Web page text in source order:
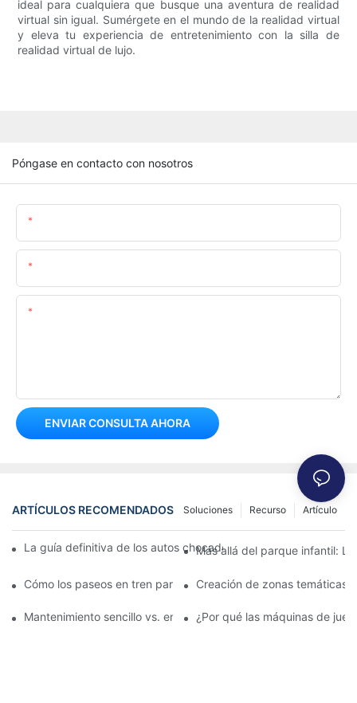
ideal para cualquiera que busque una aventura de realidad
virtual sin igual. Sumérgete en el mundo de la realidad virtual
y eleva tu experiencia de entretenimiento con la silla de
realidad virtual de lujo.
Póngase en contacto con nosotros
ENVIAR CONSULTA AHORA
ARTÍCULOS RECOMENDADOS Artículo
Recurso
Soluciones
La guía definitiva de los autos chocadores giratorios de 360
Más allá del parque infantil:
Cómo los paseos en tren para niños impulsan el desarrollo
Creación de zonas
Mantenimiento sencillo vs. emoción intensa: Elegir karts
¿Por qué las máquinas de